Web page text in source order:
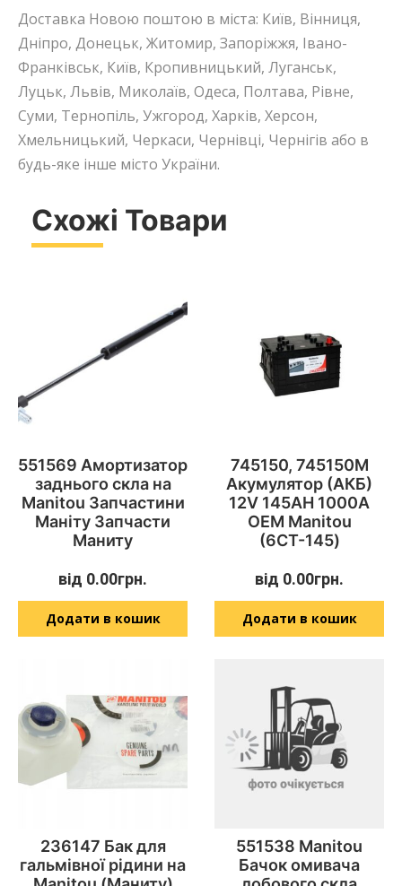
Доставка Новою поштою в міста: Київ, Вінниця,
Дніпро, Донецьк, Житомир, Запоріжжя, Івано-
Франківськ, Київ, Кропивницький, Луганськ,
Луцьк, Львів, Миколаїв, Одеса, Полтава, Рівне,
Суми, Тернопіль, Ужгород, Харків, Херсон,
Хмельницький, Черкаси, Чернівці, Чернігів або в
будь-яке інше місто України.
Схожі Товари
551569 Амортизатор
заднього скла на
Manitou Запчастини
Маніту Запчасти
Маниту
від 0.00грн.
Додати в кошик
745150, 745150M
Акумулятор (АКБ)
12V 145AH 1000A
OEM Manitou
(6СТ-145)
від 0.00грн.
Додати в кошик
236147 Бак для
гальмівної рідини на
551538 Manitou
Бачок омивача